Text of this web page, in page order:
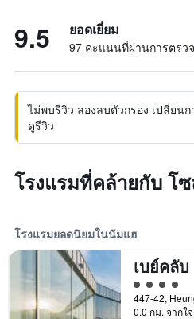
9.5 ยอดเยี่ยม
97 คะแนนที่ผ่านการตรว
ไม่พบรีวิว ลองลบตัวกรอง เปลี่ยน
ดูรีวิว
โรงแรมที่คล้ายกับ โ
โรงแรมยอดนิยมในนัมแฮ
เบย์คลับ
ให้ 4 ดาว
0.0 กม. จากใ